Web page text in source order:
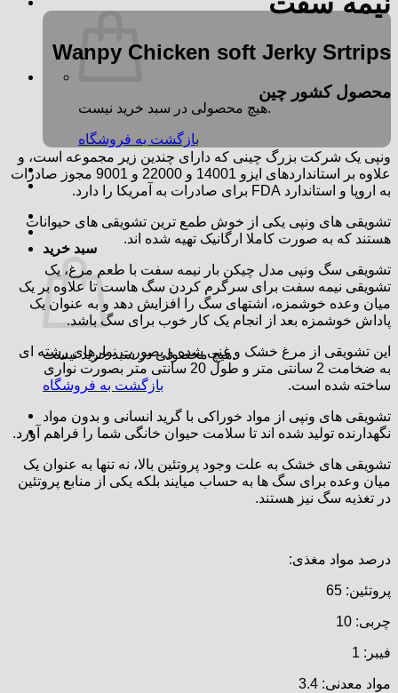
هیچ محصولی در سبد خرید نیست.
بازگشت به فروشگاه
سبد خرید
هیچ محصولی در سبد خرید نیست.
بازگشت به فروشگاه
Wanpy Chicken soft Jerky Srtrips
محصول کشور چین
ونپی یک شرکت بزرگ چینی که دارای چندین زیر مجموعه است، و
علاوه بر استانداردهای ایزو 14001 و 22000 و 9001 مجوز صادرات
به اروپا و استاندارد FDA برای صادرات به آمریکا را دارد.
تشویقی های ونپی یکی از خوش طمع ترین تشویقی های حیوانات
هستند که به صورت کاملا ارگانیک تهیه شده اند.
تشویقی سگ ونپی مدل چیکن بار نیمه سفت با طعم مرغ، یک
تشویقی نیمه سفت برای سرگرم کردن سگ هاست تا علاوه بر یک
میان وعده خوشمزه، اشتهای سگ را افزایش دهد و به عنوان یک
پاداش خوشمزه بعد از انجام یک کار خوب برای سگ باشد.
این تشویقی از مرغ خشک و غنی شده و بصورت نوارهای رشته ای
به ضخامت 2 سانتی متر و طول 20 سانتی متر بصورت نواری
ساخته شده است.
تشویقی های ونپی از مواد خوراکی با گرید انسانی و بدون مواد
نگهدارنده تولید شده اند تا سلامت حیوان خانگی شما را فراهم آورد.
تشویقی های خشک به علت وجود پروتئین بالا، نه تنها به عنوان یک
میان وعده برای سگ ها به حساب میایند بلکه یکی از منابع پروتئین
در تغذیه سگ نیز هستند.
درصد مواد مغذی:
پروتئین: 65
چربی: 10
فیبر: 1
مواد معدنی: 3.4